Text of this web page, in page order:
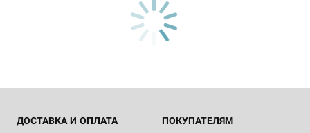
ДОСТАВКА И ОПЛАТА ПОКУПАТЕЛЯМ